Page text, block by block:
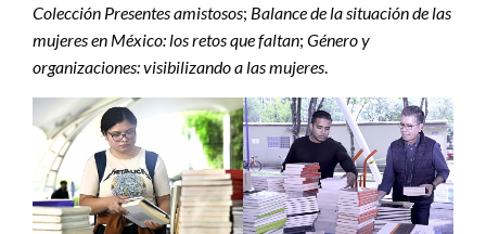
Colección Presentes amistosos; Balance de la situación de las
mujeres en México: los retos que faltan; Género y
organizaciones: visibilizando a las mujeres